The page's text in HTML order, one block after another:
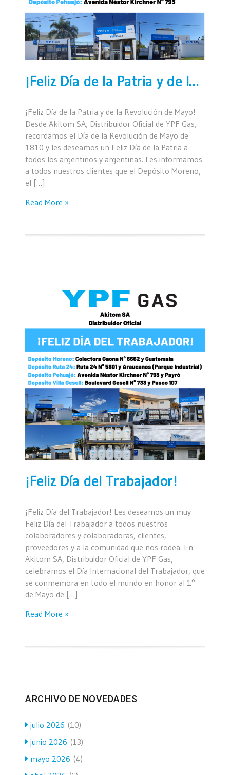
¡Feliz Día de la Patria y de la Revolución de Mayo!
¡Feliz Día de la Patria y de la Revolución de Mayo!
Desde Akitom SA, Distribuidor Oficial de YPF Gas,
recordamos el Día de la Revolución de Mayo de
1810 y les deseamos un Feliz Día de la Patria a
todos los argentinos y argentinas. Les informamos
a todos nuestros clientes que el Depósito Moreno,
el […]
Read More »
¡Feliz Día del Trabajador!
¡Feliz Día del Trabajador! Les deseamos un muy
Feliz Día del Trabajador a todos nuestros
colaboradores y colaboradoras, clientes,
proveedores y a la comunidad que nos rodea. En
Akitom SA, Distribuidor Oficial de YPF Gas,
celebramos el Día Internacional del Trabajador, que
se conmemora en todo el mundo en honor al 1°
de Mayo de […]
Read More »
ARCHIVO DE NOVEDADES
julio 2026 (10)
junio 2026 (13)
mayo 2026 (4)